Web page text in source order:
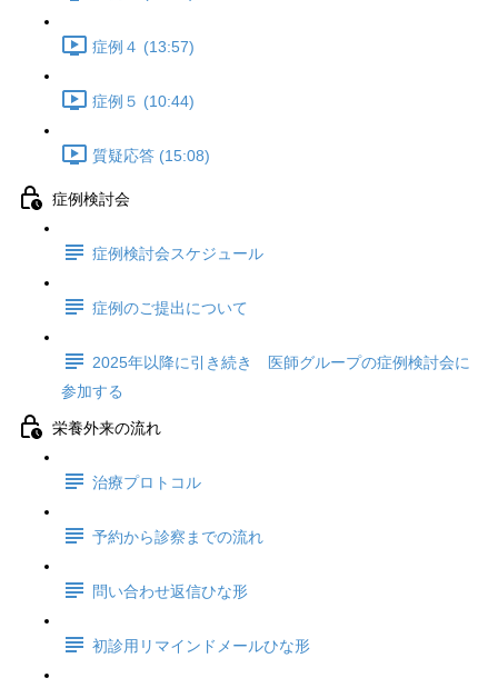
症例４ (13:57)
症例５ (10:44)
質疑応答 (15:08)
症例検討会
症例検討会スケジュール
症例のご提出について
2025年以降に引き続き 医師グループの症例検討会に
参加する
栄養外来の流れ
治療プロトコル
予約から診察までの流れ
問い合わせ返信ひな形
初診用リマインドメールひな形